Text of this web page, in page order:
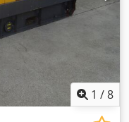
1 /8